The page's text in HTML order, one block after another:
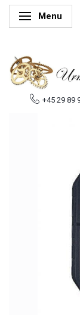
SkifteMenu
+45 29 89